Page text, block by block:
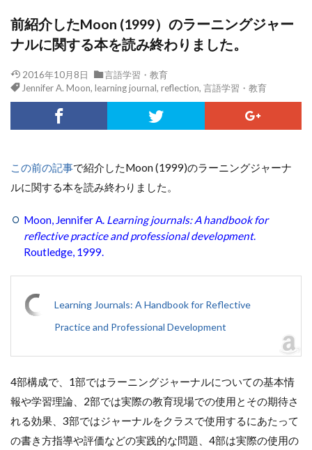
前紹介したMoon (1999）のラーニングジャー
ナルに関する本を読み終わりました。
2016年10月8日
言語学習・教育
Jennifer A. Moon, learning journal, reflection, 言語学習・教育
この前の記事で紹介したMoon (1999)のラーニングジャーナ
ルに関する本を読み終わりました。
Moon, Jennifer A. Learning journals: A handbook for
reflective practice and professional development.
Routledge, 1999.
Learning Journals: A Handbook for Reflective
Practice and Professional Development
4部構成で、1部ではラーニングジャーナルについての基本情
報や学習理論、2部では実際の教育現場での使用とその期待さ
れる効果、3部ではジャーナルをクラスで使用するにあたって
の書き方指導や評価などの実践的な問題、4部は実際の使用の